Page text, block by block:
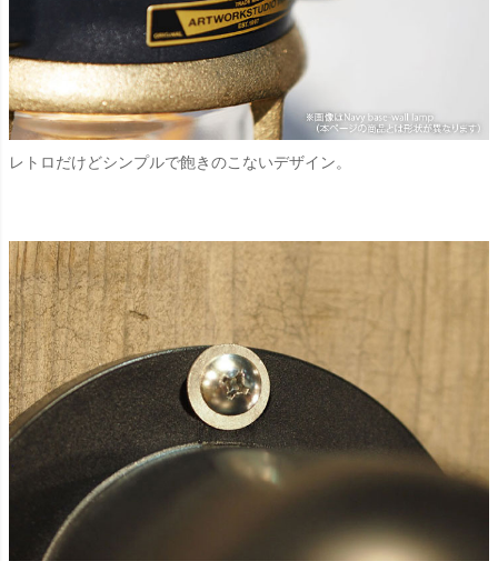
レトロだけどシンプルで飽きのこないデザイン。